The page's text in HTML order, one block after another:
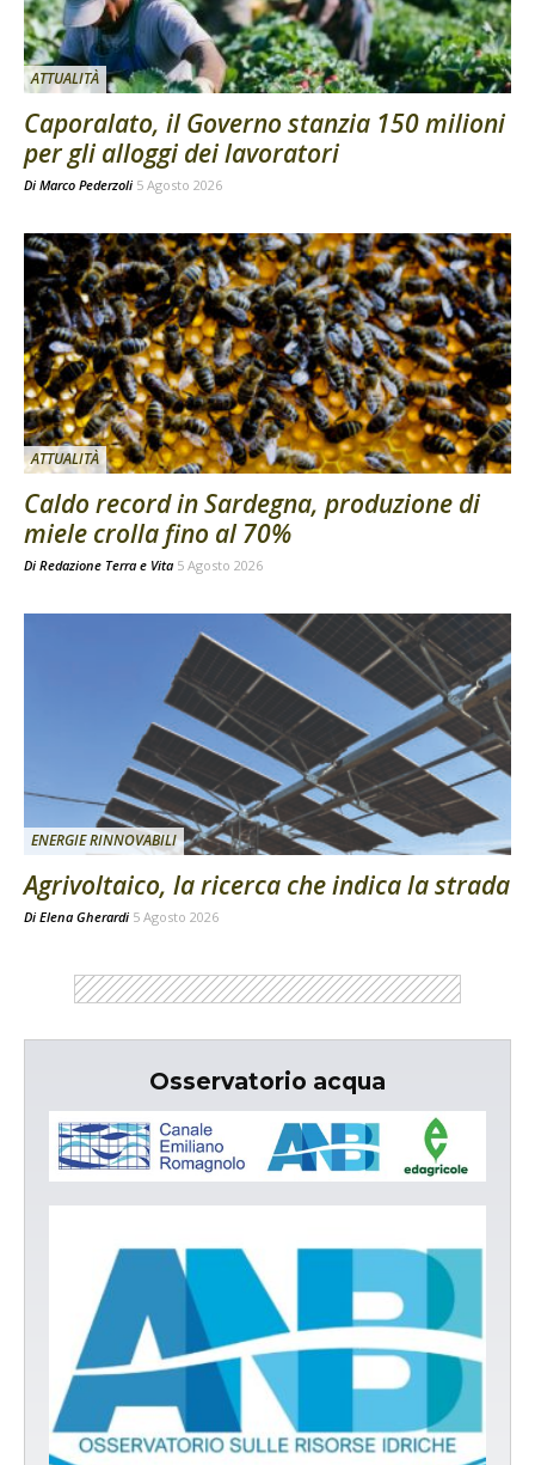
ATTUALITÀ
Caporalato, il Governo stanzia 150 milioni
per gli alloggi dei lavoratori
Di Marco Pederzoli 5 Agosto 2026
ATTUALITÀ
Caldo record in Sardegna, produzione di
miele crolla fino al 70%
Di Redazione Terra e Vita 5 Agosto 2026
ENERGIE RINNOVABILI
Agrivoltaico, la ricerca che indica la strada
Di Elena Gherardi 5 Agosto 2026
Osservatorio acqua